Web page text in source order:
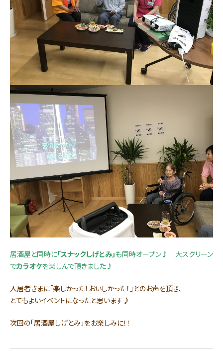
居酒屋と同時に「スナックしげとみ」も同時オープン♪ 大スクリーン
でカラオケを楽しんで頂きました♪
入居者さまに「楽しかった！おいしかった！」とのお声を頂き、
とてもよいイベントになったと思います♪
次回の「居酒屋しげとみ」をお楽しみに！！